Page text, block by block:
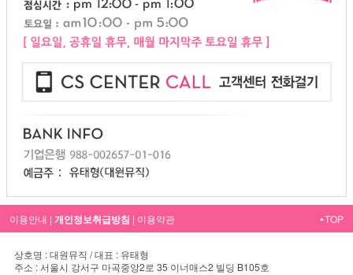
이용안내 | 개인정보취급방침 | 이용약관 ▲TOP
상호명 : 대원뮤직 / 대표 : 유태형
주소 : 서울시 강서구 마곡중앙2로 35 이너매스2 빌딩 B105호